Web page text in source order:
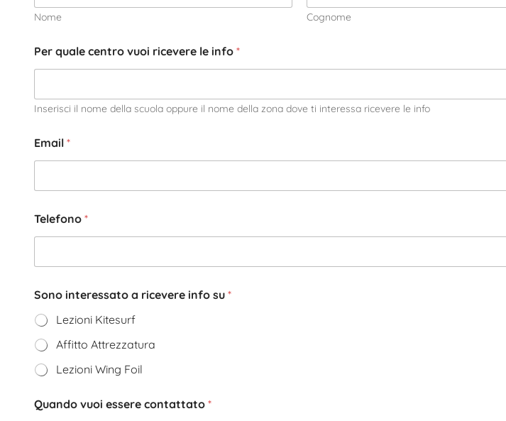
Nome Cognome
Per quale centro vuoi ricevere le info *
Inserisci il nome della scuola oppure il nome della zona dove ti interessa ricevere le info
Email *
Telefono *
Sono interessato a ricevere info su *
Lezioni Kitesurf
Affitto Attrezzatura
Lezioni Wing Foil
Quando vuoi essere contattato *